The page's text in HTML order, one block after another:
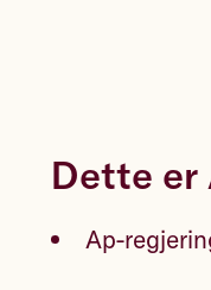
Dette
Ap-